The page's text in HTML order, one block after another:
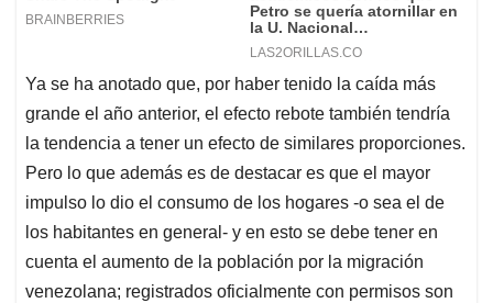
Ya se ha anotado que, por haber tenido la caída más
grande el año anterior, el efecto rebote también tendría
la tendencia a tener un efecto de similares proporciones.
Pero lo que además es de destacar es que el mayor
impulso lo dio el consumo de los hogares -o sea el de
los habitantes en general- y en esto se debe tener en
cuenta el aumento de la población por la migración
venezolana; registrados oficialmente con permisos son